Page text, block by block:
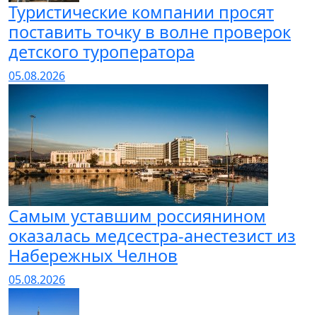
Туристические компании просят
поставить точку в волне проверок
детского туроператора
05.08.2026
Самым уставшим россиянином
оказалась медсестра-анестезист из
Набережных Челнов
05.08.2026